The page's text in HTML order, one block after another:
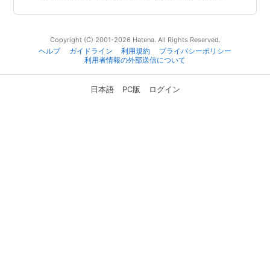
Copyright (C) 2001-2026 Hatena. All Rights Reserved.
ヘルプ
ガイドライン 利用規約
プライバシーポリシー
利用者情報の外部送信について
日本語 PC版 ログイン